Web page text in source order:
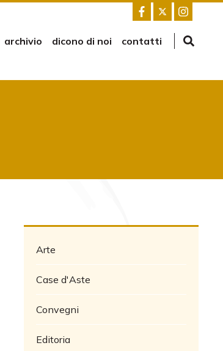
archivio dicono di noi contatti
Arte
Case d'Aste
Convegni
Editoria